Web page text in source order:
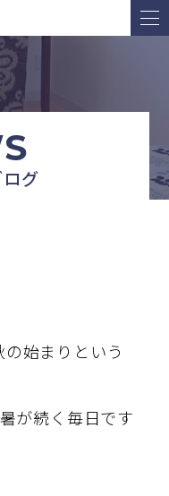
グ
始まりという
が続く毎日です